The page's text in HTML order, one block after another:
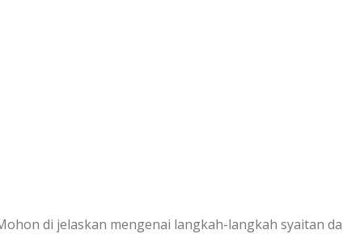
di jelaskan mengenai langkah-langkah syaitan